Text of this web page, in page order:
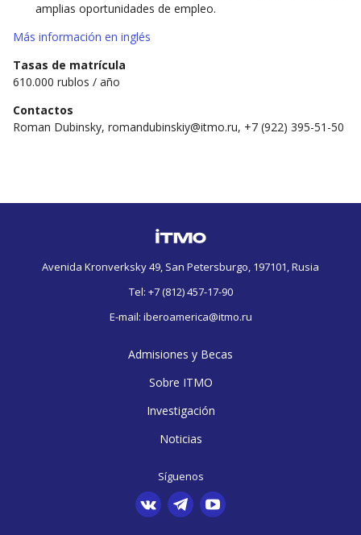
amplias oportunidades de empleo.
Más información en inglés
Tasas de matrícula
610.000 rublos / año
Contactos
Roman Dubinsky, romandubinskiy@itmo.ru, +7 (922) 395-51-50
Avenida Kronverksky 49, San Petersburgo, 197101, Rusia
Tel: +7 (812) 457-17-90
E-mail: iberoamerica@itmo.ru
Admisiones y Becas
Sobre ITMO
Investigación
Noticias
Síguenos